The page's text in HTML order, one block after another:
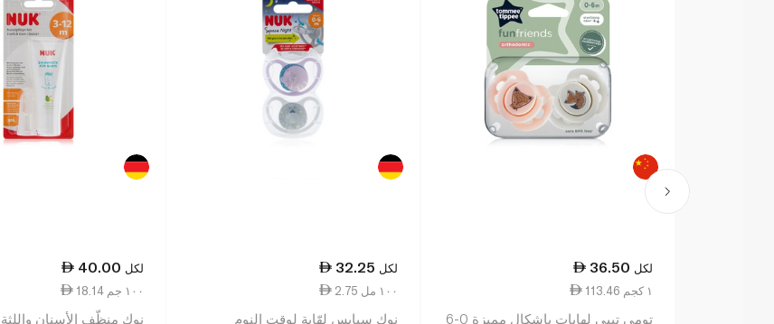
36.50 لكل
113.46 ١ كجم
تومي تيبي لهايات باشكال مميزة 0-6
32.25 لكل
2.75 ١٠٠ مل
نوك سبايس لهّاية لوقت النوم
40.00 لكل
18.14 ١٠٠ جم